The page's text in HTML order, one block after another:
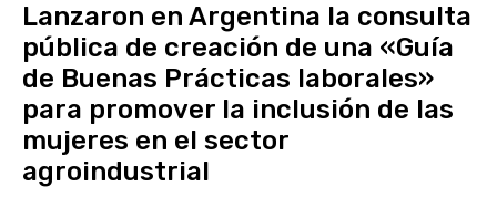
Lanzaron en Argentina la consulta
pública de creación de una «Guía
de Buenas Prácticas laborales»
para promover la inclusión de las
mujeres en el sector
agroindustrial